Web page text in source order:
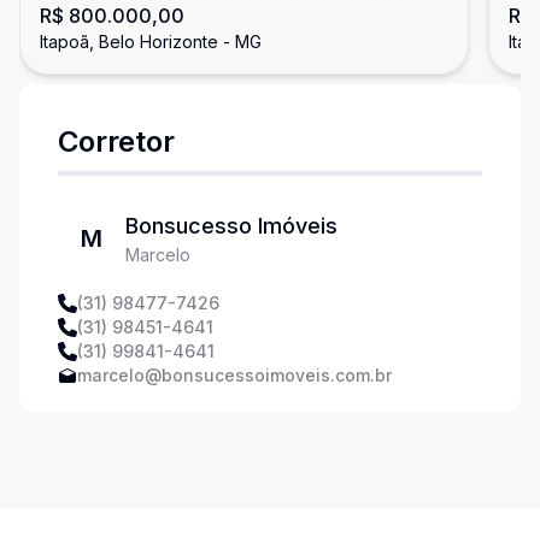
R$ 800.000,00
Itapoã, Belo Horizonte - MG
Corretor
M Bonsucesso Imóveis
Marcelo
(31) 98477-7426
(31) 98451-4641
(31) 99841-4641
marcelo@bonsucessoimoveis.com.br